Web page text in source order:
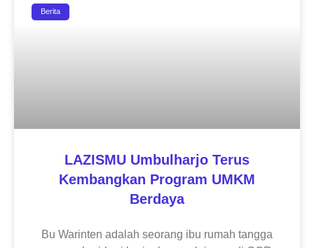
Berita
LAZISMU Umbulharjo Terus
Kembangkan Program UMKM
Berdaya
Bu Warinten adalah seorang ibu rumah tangga